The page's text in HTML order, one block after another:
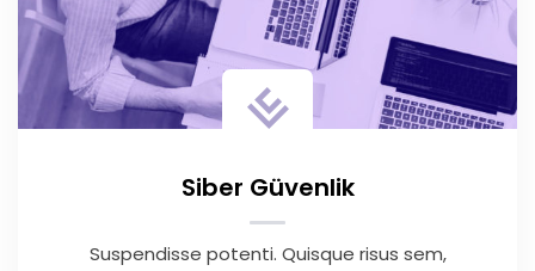
Siber Güvenlik
Suspendisse potenti. Quisque risus sem,